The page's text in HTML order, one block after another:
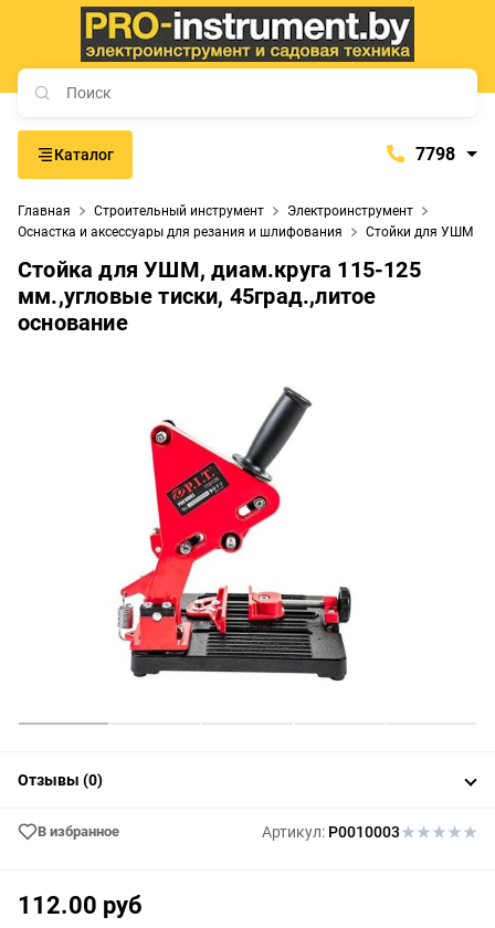
Каталог 7798
+375 (29) 657-77-98
+375 (29) 765-57-74
proinstrument-minsk@mail.ru
Главная Строительный инструмент
Электроинструмент
Оснастка и аксессуары для резания и шлифования
Стойки для УШМ
Стойка для УШМ, диам.круга 115-125
мм.,угловые тиски, 45град.,литое
основание
Отзывы (0)
В избранное Артикул: P0010003
112.00 руб